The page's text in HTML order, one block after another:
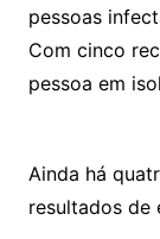
pessoas
Com cinco
pessoa em
Ainda há
resultados de